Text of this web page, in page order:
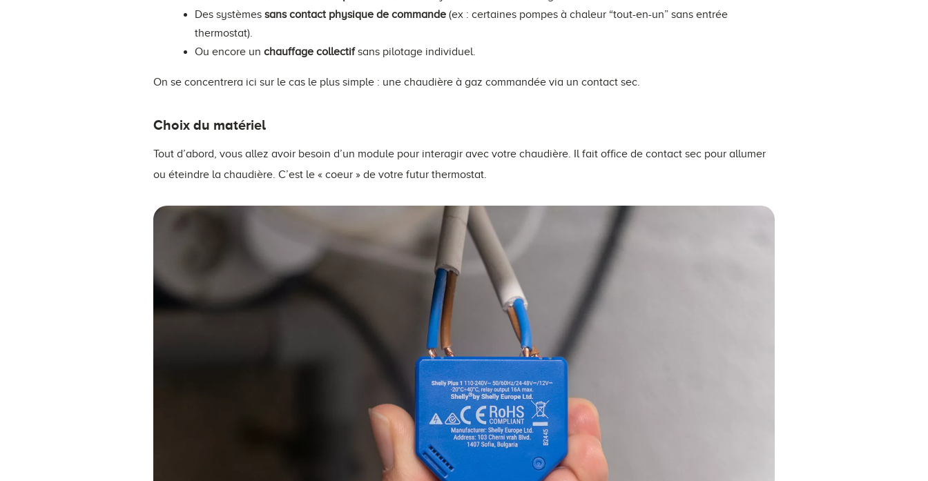
Des systèmes sans contact physique de commande (ex : certaines pompes à chaleur “tout-en-un” sans entrée
thermostat).
Ou encore un chauffage collectifsans pilotage individuel.
On se concentrera ici sur le cas le plus simple : une chaudière à gaz commandée via un contact sec.
Choix du matériel
Tout d’abord, vous allez avoir besoin d’un module pour interagir avec votre chaudière. Il fait office de contact sec pour allumer
ou éteindre la chaudière. C’est le « coeur » de votre futur thermostat.